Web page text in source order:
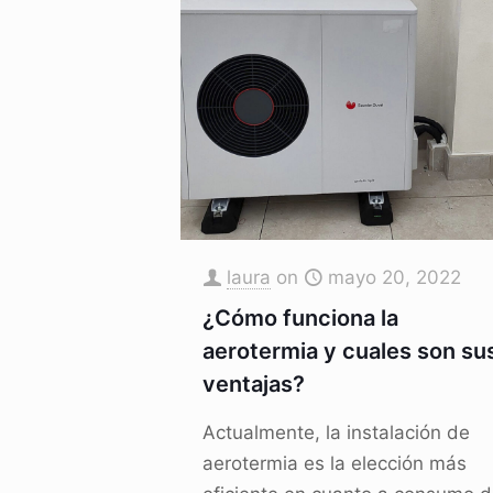
laura on mayo 20, 2022
¿Cómo funciona la
aerotermia y cuales son
ventajas?
Actualmente, la instalación de
aerotermia es la elección más